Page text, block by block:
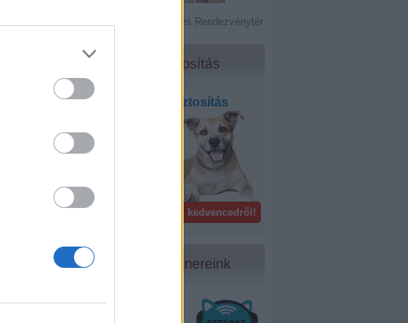
Öreg-tó Hotel és Rendezvénytér
Biztosítás
Kisállat biztosítás
Gondoskodj kedvencedről!
Partnereink